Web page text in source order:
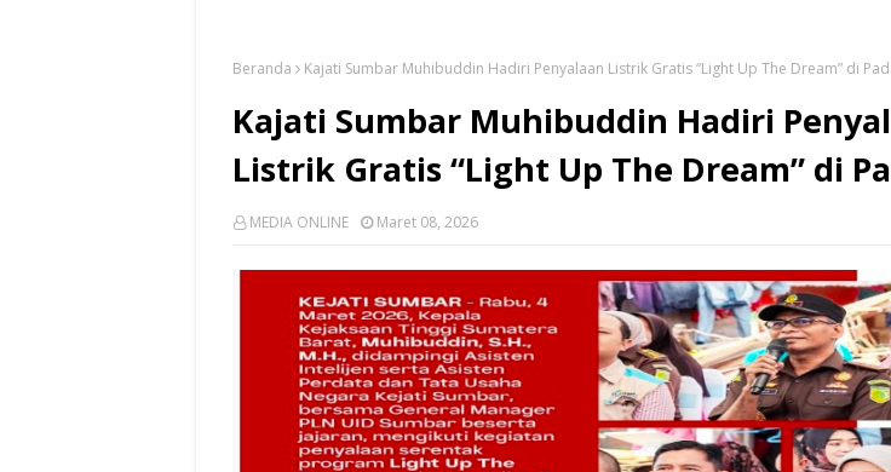
Beranda Kajati Sumbar Muhibuddin Hadiri Penyalaan Listrik Gratis “Light Up The Dream” di
Kajati Sumbar Muhibuddin Hadiri
Listrik Gratis “Light Up The Dream” di
MEDIA ONLINE Maret 08, 2026